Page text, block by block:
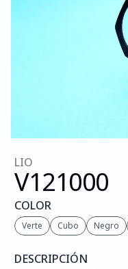
LIO
V121000
COLOR
Verte Cubo Negro
DESCRIPCIÓN